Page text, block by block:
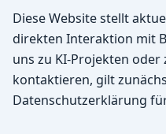
Diese Website stellt
direkten Interaktion mit
uns zu KI-Projekten oder
kontaktieren, gilt
Datenschutzerklärung